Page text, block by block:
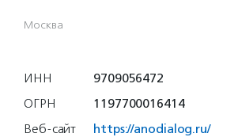
Москва
ИНН
9709056472
ОГРН
1197700016414
Веб-сайт
https://anodialog.ru/